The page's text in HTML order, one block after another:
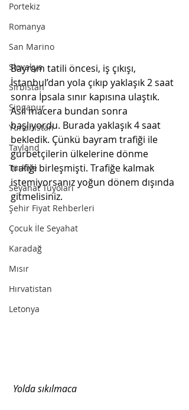
Portekiz
Romanya
San Marino
Slovakya
Sırbistan
Singapur
Yunanistan
Tayland
Türkiye
Seyahat Tüyoları
Şehir Fiyat Rehberleri
Çocuk İle Seyahat
Karadağ
Mısır
Hırvatistan
Letonya
Bayram tatili öncesi, iş çıkışı,
İstanbul’dan yola çıkıp yaklaşık 2 saat
sonra İpsala sınır kapısına ulaştık.
Asıl macera bundan sonra
başlıyordu. Burada yaklaşık 4 saat
bekledik. Çünkü bayram trafiği ile
gurbetçilerin ülkelerine dönme
trafiği birleşmişti. Trafiğe kalmak
istemiyorsanız yoğun dönem dışında
gitmelisiniz.
Yolda sıkılmaca